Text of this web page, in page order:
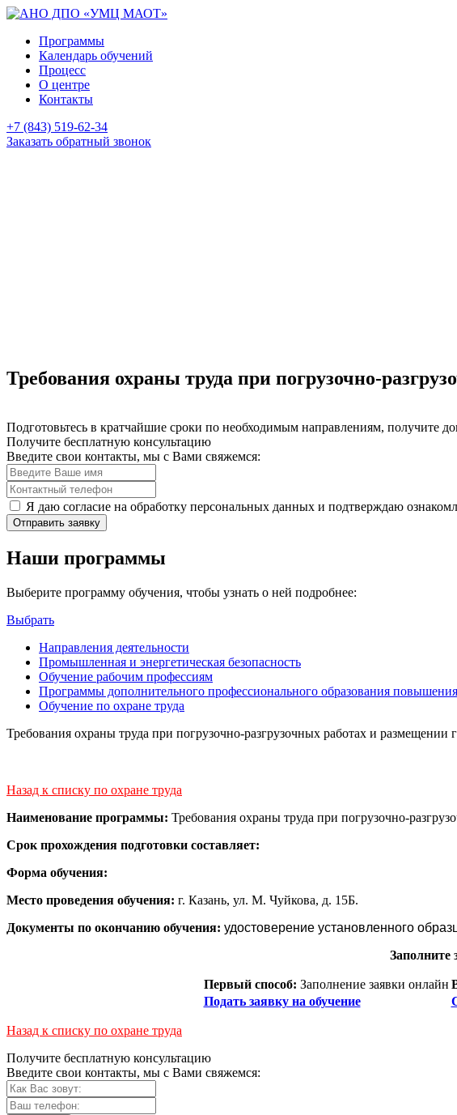
Программы
Календарь обучений
Процесс
О центре
Контакты
+7 (843) 519-62-34
Заказать обратный звонок
Требования охраны труда при погрузочно-
Подготовьтесь в кратчайшие сроки по необходимым направлениям, получите
Получите бесплатную консультацию
Введите свои контакты, мы с Вами свяжемся:
Я даю согласие на обработку персональных данных и подтверждаю
Отправить заявку
Наши программы
Выберите программу обучения, чтобы узнать о ней подробнее:
Выбрать
Направления деятельности
Промышленная и энергетическая безопасность
Обучение рабочим профессиям
Программы дополнительного профессионального образования
Обучение по охране труда
Требования охраны труда при погрузочно-разгрузочных работах и размещении
Назад к списку по охране труда
Наименование программы: Требования охраны труда при погрузочно-
Срок прохождения подготовки составляет:
Форма обучения:
Место проведения обучения: г. Казань, ул. М. Чуйкова, д. 15Б.
Документы по окончанию обучения: удостоверение установленного
Заполните
Первый способ: Заполнение заявки онлайн
Подать заявку на обучение
Назад к списку по охране труда
Получите бесплатную консультацию
Введите свои контакты, мы с Вами свяжемся: